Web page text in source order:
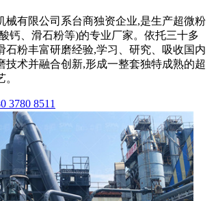
械有限公司系台商独资企业,是生产超微粉
钙、滑石粉等)的专业厂家。依托三十多
石粉丰富研磨经验,学习、研究、吸收国内
技术并融合创新,形成一整套独特成熟的超
3780 8511